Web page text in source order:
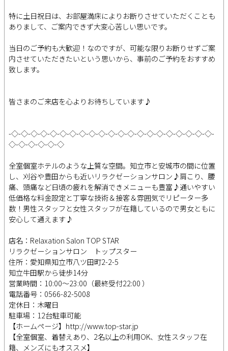
特に土日祝日は、お部屋満床によりお断りさせていただくことも
ありまして、ご案内できず大変心苦しい思いです。
当日のご予約も大歓迎！なのですが、可能な限りお断りせずご案
内させていただきたいという思いから、事前のご予約をおすすめ
致します。
皆さまのご来店を心よりお待ちしています♪
-◇-◇-◇-◇-◇-◇-◇-◇-◇-◇-◇-◇-◇-◇-◇-◇-◇-◇-◇-◇-◇-
◇-◇-◇-◇-◇-◇
全室個室ホテルのような上質な空間。知立市と安城市の間に位置
し、刈谷や豊田からも近いリラクゼーションサロン♪肩こり、腰
痛、頭痛など日頃の疲れを解消できメニューも豊富♪通いやすい
低価格な料金設定と丁寧な技術＆接客＆雰囲気でリピーター多
数！男性スタッフと女性スタッフが在籍しているので男女ともに
安心して通えます♪
店名：Relaxation Salon TOP STAR
リラクゼーションサロン トップスター
住所：愛知県知立市八ツ田町2-2-5
知立牛田駅から徒歩14分
営業時間：10:00～23:00（最終受付22:00 ）
電話番号：0566-82-5008
定休日：木曜日
駐車場：12台駐車可能
【ホームページ】http://www.top-star.jp
【全室個室、着替えあり、2名以上の利用OK、女性スタッフ在
籍、メンズにもオススメ】